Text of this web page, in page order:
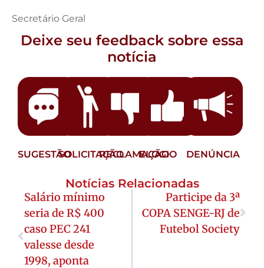
Secretário Geral
Deixe seu feedback sobre essa
notícia
SUGESTÃOSOLICITAÇÃORECLAMAÇÃO
ELOGIO DENÚNCIA
Notícias Relacionadas
Salário mínimo
seria de R$ 400
caso PEC 241
valesse desde
1998, aponta
Participe da 3ª
COPA SENGE-RJ de
Futebol Society